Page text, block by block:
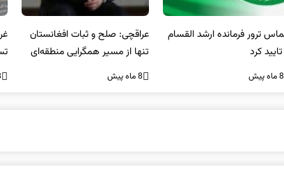
صلح و ثبات افغانستان
از مسیر همگرایی منطقه‌ای
می‌شود
8 ماه پیش
غریب آبادی: مردم ایران هرگز
تسلیم تهدیدات و تجاوزات
نخواهند شد و متحد و منسجم
8 ماه پیش 8